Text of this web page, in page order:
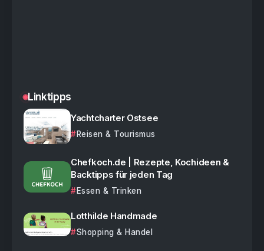
Linktipps
Yachtcharter Ostsee
Reisen & Tourismus
Chefkoch.de | Rezepte, Kochideen &
Backtipps für jeden Tag
Essen & Trinken
Lotthilde Handmade
Shopping & Handel